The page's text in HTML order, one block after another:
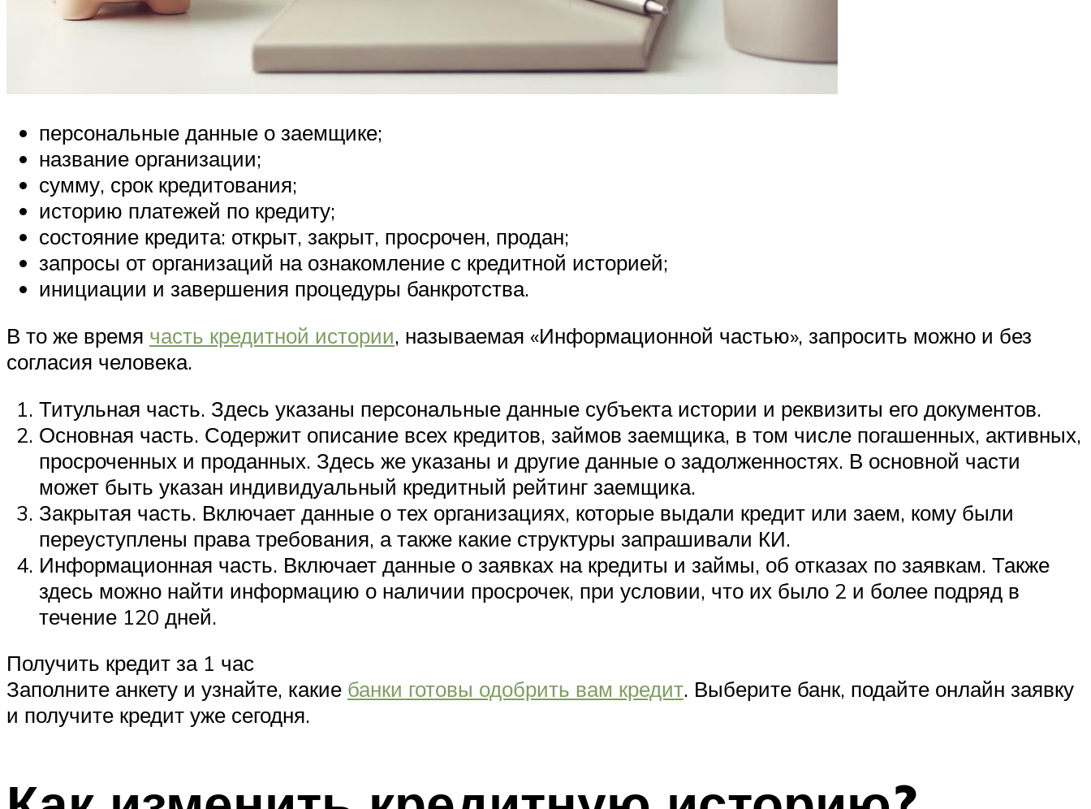
персональные данные о заемщике;
название организации;
сумму, срок кредитования;
историю платежей по кредиту;
состояние кредита: открыт, закрыт, просрочен, продан;
запросы от организаций на ознакомление с кредитной историей;
инициации и завершения процедуры банкротства.
В то же время часть кредитной истории, называемая «Информационной частью», запросить можно и без
согласия человека.
Титульная часть. Здесь указаны персональные данные субъекта истории и реквизиты его документов.
Основная часть. Содержит описание всех кредитов, займов заемщика, в том числе погашенных, активных,
просроченных и проданных. Здесь же указаны и другие данные о задолженностях. В основной части
может быть указан индивидуальный кредитный рейтинг заемщика.
Закрытая часть. Включает данные о тех организациях, которые выдали кредит или заем, кому были
переуступлены права требования, а также какие структуры запрашивали КИ.
Информационная часть. Включает данные о заявках на кредиты и займы, об отказах по заявкам. Также
здесь можно найти информацию о наличии просрочек, при условии, что их было 2 и более подряд в
течение 120 дней.
Получить кредит за 1 час
Заполните анкету и узнайте, какие банки готовы одобрить вам кредит. Выберите банк, подайте онлайн заявку
и получите кредит уже сегодня.